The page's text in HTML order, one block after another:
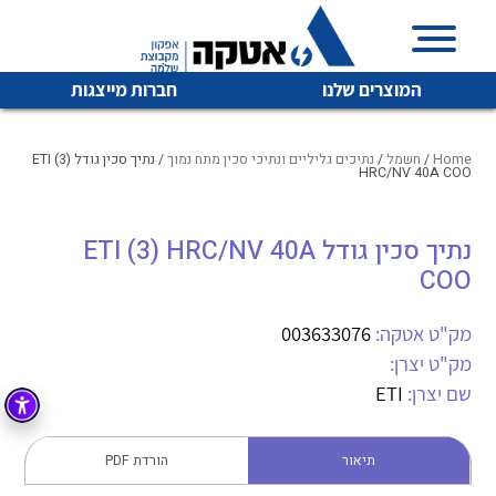
המוצרים שלנו חברות מייצגות
איכות | שרות | זמינות
אטקה בע”מ היא החברה הגדולה והמובילה בישראל בשיווק
מיתוג, בקרה , ואינסטלציה חשמלית ופעילה ב7 תחומים:
חשמל
קופסאות וארונות לחשמל, בקרה ואלקטרוניקה
לכל מוצרי היצרן לכל מוצרי היצרן
לכל מוצרי היצרן לכל מוצרי היצרן
Home
/ חשמל / נתיכים גליליים ונתיכי סכין מתח נמוך / נתיך סכין גודל ETI (3)
HRC/NV 40A COO
נתיך סכין גודל ETI (3) HRC/NV 40A
COO
מק"ט אטקה: 003633076
מק"ט יצרן:
שם יצרן: ETI
תיאור הורדת PDF